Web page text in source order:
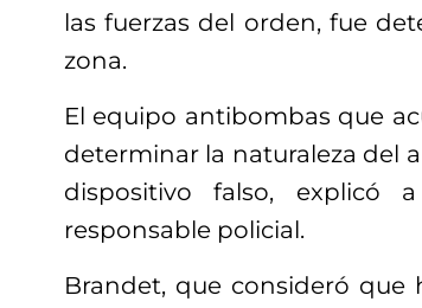
las fuerzas del orden, fue
zona.
El equipo antibombas que
determinar la naturaleza del
dispositivo falso, explicó
responsable policial.
Brandet, que consideró que